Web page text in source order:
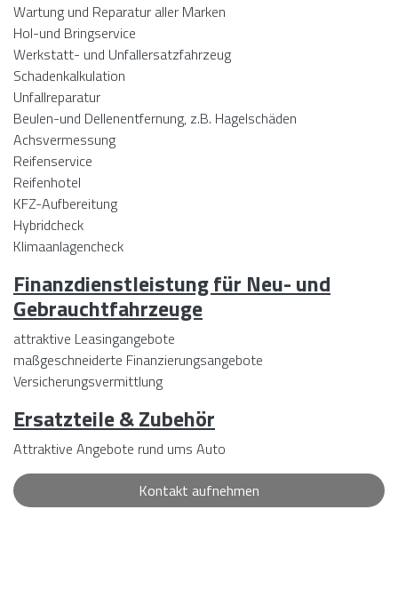
Wartung und Reparatur aller Marken
Hol-und Bringservice
Werkstatt- und Unfallersatzfahrzeug
Schadenkalkulation
Unfallreparatur
Beulen-und Dellenentfernung, z.B. Hagelschäden
Achsvermessung
Reifenservice
Reifenhotel
KFZ-Aufbereitung
Hybridcheck
Klimaanlagencheck
Finanzdienstleistung für Neu- und
Gebrauchtfahrzeuge
attraktive Leasingangebote
maßgeschneiderte Finanzierungsangebote
Versicherungsvermittlung
Ersatzteile & Zubehör
Attraktive Angebote rund ums Auto
Kontakt aufnehmen